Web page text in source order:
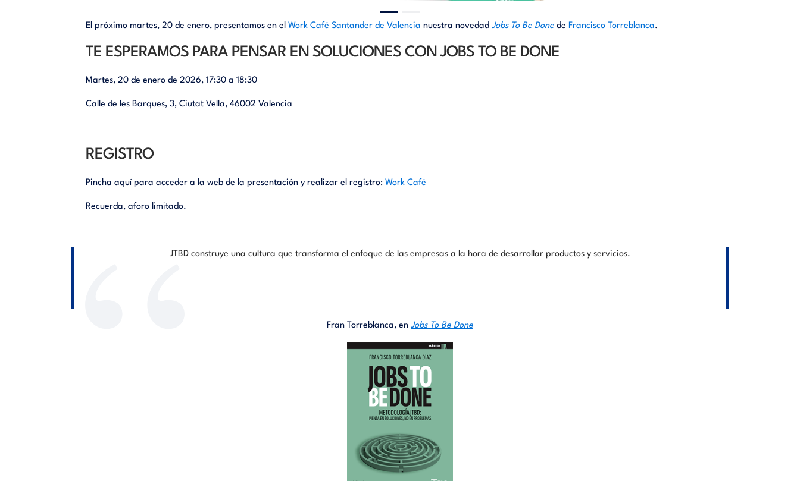
El próximo martes, 20 de enero, presentamos en el Work Café Santander de Valencia nuestra novedad Jobs To Be Donede Francisco Torreblanca.
TE ESPERAMOS PARA PENSAR EN SOLUCIONES CON JOBS TO BE DONE
Martes, 20 de enero de 2026, 17:30 a 18:30
Calle de les Barques, 3, Ciutat Vella, 46002 Valencia
REGISTRO
Pincha aquí para acceder a la web de la presentación y realizar el registro: Work Café
Recuerda, aforo limitado.
JTBD construye una cultura que transforma el enfoque de las empresas a la hora de desarrollar productos y servicios.
Fran Torreblanca, en Jobs To Be Done